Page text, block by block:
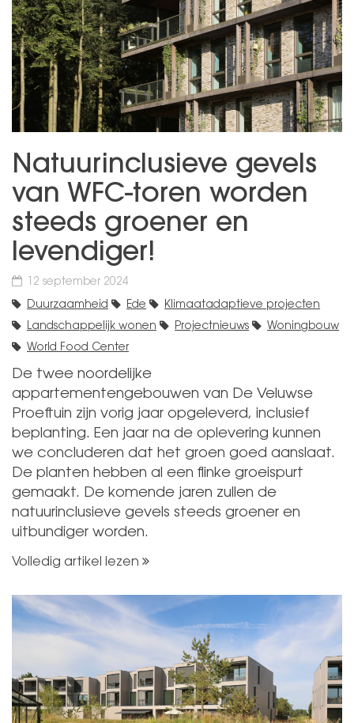
Natuurinclusieve gevels
van WFC-toren worden
steeds groener en
levendiger!
12 september 2024
Duurzaamheid Ede
Klimaatadaptieve projecten
Landschappelijk wonen
Projectnieuws
Woningbouw
World Food Center
De twee noordelijke
appartementengebouwen van De Veluwse
Proeftuin zijn vorig jaar opgeleverd, inclusief
beplanting. Een jaar na de oplevering kunnen
we concluderen dat het groen goed aanslaat.
De planten hebben al een flinke groeispurt
gemaakt. De komende jaren zullen de
natuurinclusieve gevels steeds groener en
uitbundiger worden.
Volledig artikel lezen